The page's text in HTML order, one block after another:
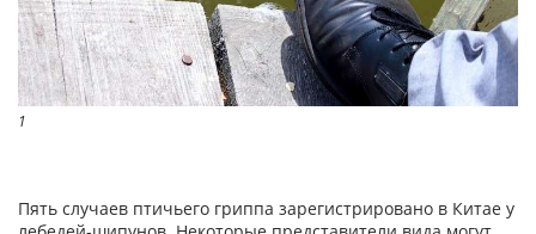
1
Пять случаев птичьего гриппа зарегистрировано в Китае у